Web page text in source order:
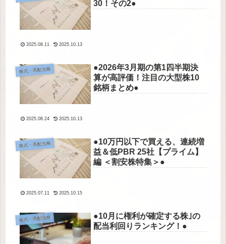
30！その2●
2025.08.11 2025.10.13
株式・高配当株
●2026年3月期の第1四半期決
算が高評価！注目の大型株10
銘柄まとめ●
2025.08.24 2025.10.13
株式・高配当株
●10万円以下で買える、連続増
益＆低PBR 25社【プライム】
編 ＜割安株特集＞●
2025.07.11 2025.10.15
株式・高配当株
●10月に権利が確定する株｣の
配当利回りランキング！●